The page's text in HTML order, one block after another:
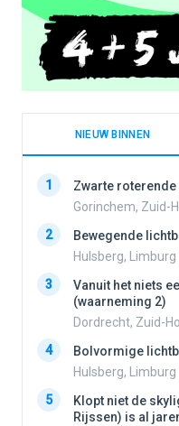
NIEUW BINNEN
1
Zwarte
Gorinchem, Zuid-
2
Bewegende
Hulsberg, Limburg
3
Vanuit het niets
(waarneming 2)
Dordrecht, Zuid-
4
Bolvormige
Hulsberg, Limburg
5
Klopt niet de
Rijssen) is al